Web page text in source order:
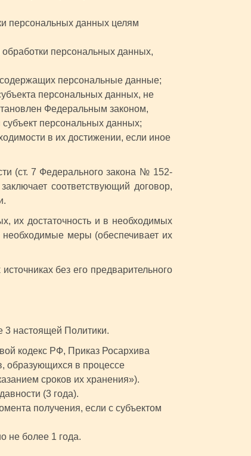
персональных данных целям
персональных данных,
персональные данные;
персональных данных, не
Федеральным законом,
персональных данных;
в их достижении, если иное
(ст. 7 Федерального закона № 152-
соответствующий договор,
их достаточность и в необходимых
меры (обеспечивает их
без его предварительного
3 настоящей Политики.
кодекс РФ, Приказ Росархива
образующихся в процессе
сроков их хранения»).
(3 года).
получения, если с субъектом
не более 1 года.